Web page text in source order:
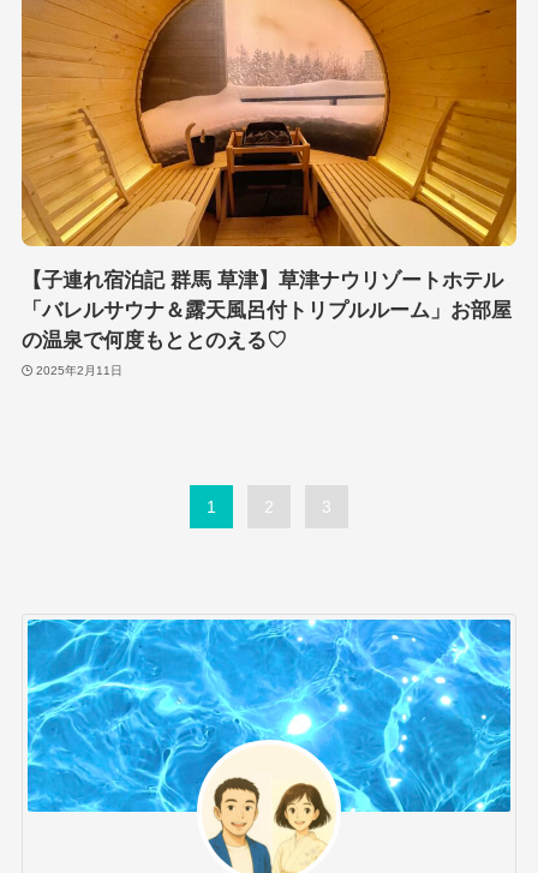
【子連れ宿泊記 群馬 草津】草津ナウリゾートホテル
「バレルサウナ＆露天風呂付トリプルルーム」お部屋
の温泉で何度もととのえる♡
2025年2月11日
1 2 3